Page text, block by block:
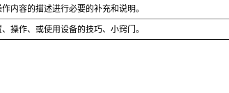
作内容的描述进行必要的补充和说明。
、操作、或使用设备的技巧、小窍门。